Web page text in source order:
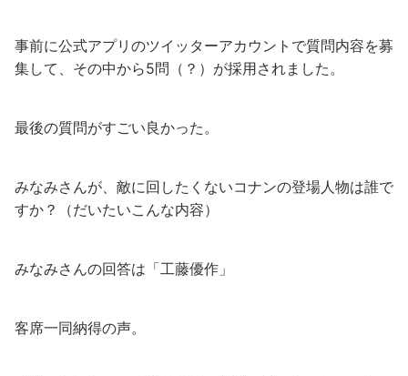
事前に公式アプリのツイッターアカウントで質問内容を募
集して、その中から5問（？）が採用されました。
最後の質問がすごい良かった。
みなみさんが、敵に回したくないコナンの登場人物は誰で
すか？（だいたいこんな内容）
みなみさんの回答は「工藤優作」
客席一同納得の声。